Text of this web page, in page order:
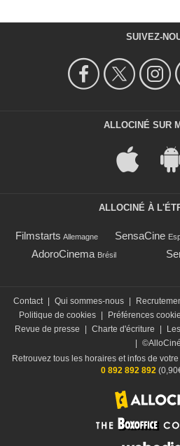
SUIVEZ-
ALLOCINÉ SUR
ALLOCINÉ À
Filmstarts Allemagne SensaCine
AdoroCinema Brésil
Contact Qui sommes-nous
Politique de cookies
Préférences
Revue de presse
Charte d'écriture
©AlloCiné
Retrouvez tous les horaires et infos de
0 892 892 892